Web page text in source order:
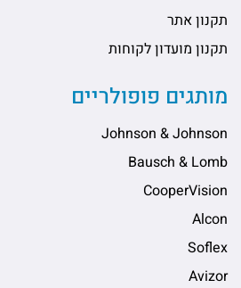
תקנון אתר
תקנון מועדון לקוחות
מותגים פופולריים
Johnson & Johnson
Bausch & Lomb
CooperVision
Alcon
Soflex
Avizor